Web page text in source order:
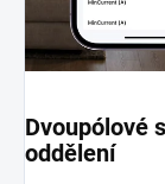
Dvoupólové
oddělení